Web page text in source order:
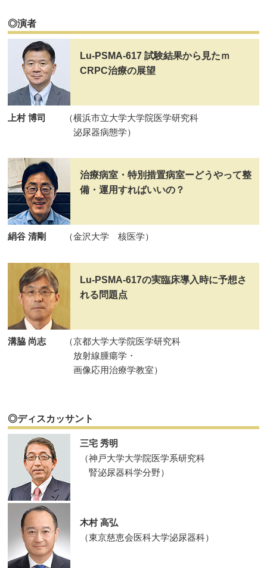
◎演者
Lu-PSMA-617 試験結果から見たｍ
CRPC治療の展望
上村 博司
（横浜市立大学大学院医学研究科
泌尿器病態学）
治療病室・特別措置病室ーどうやって整
備・運用すればいいの？
絹谷 清剛 （金沢大学 核医学）
Lu-PSMA-617の実臨床導入時に予想さ
れる問題点
溝脇 尚志
（京都大学大学院医学研究科
放射線腫瘍学・
画像応用治療学教室）
◎ディスカッサント
三宅 秀明
（神戸大学大学院医学系研究科
腎泌尿器科学分野）
木村 高弘
（東京慈恵会医科大学泌尿器科）